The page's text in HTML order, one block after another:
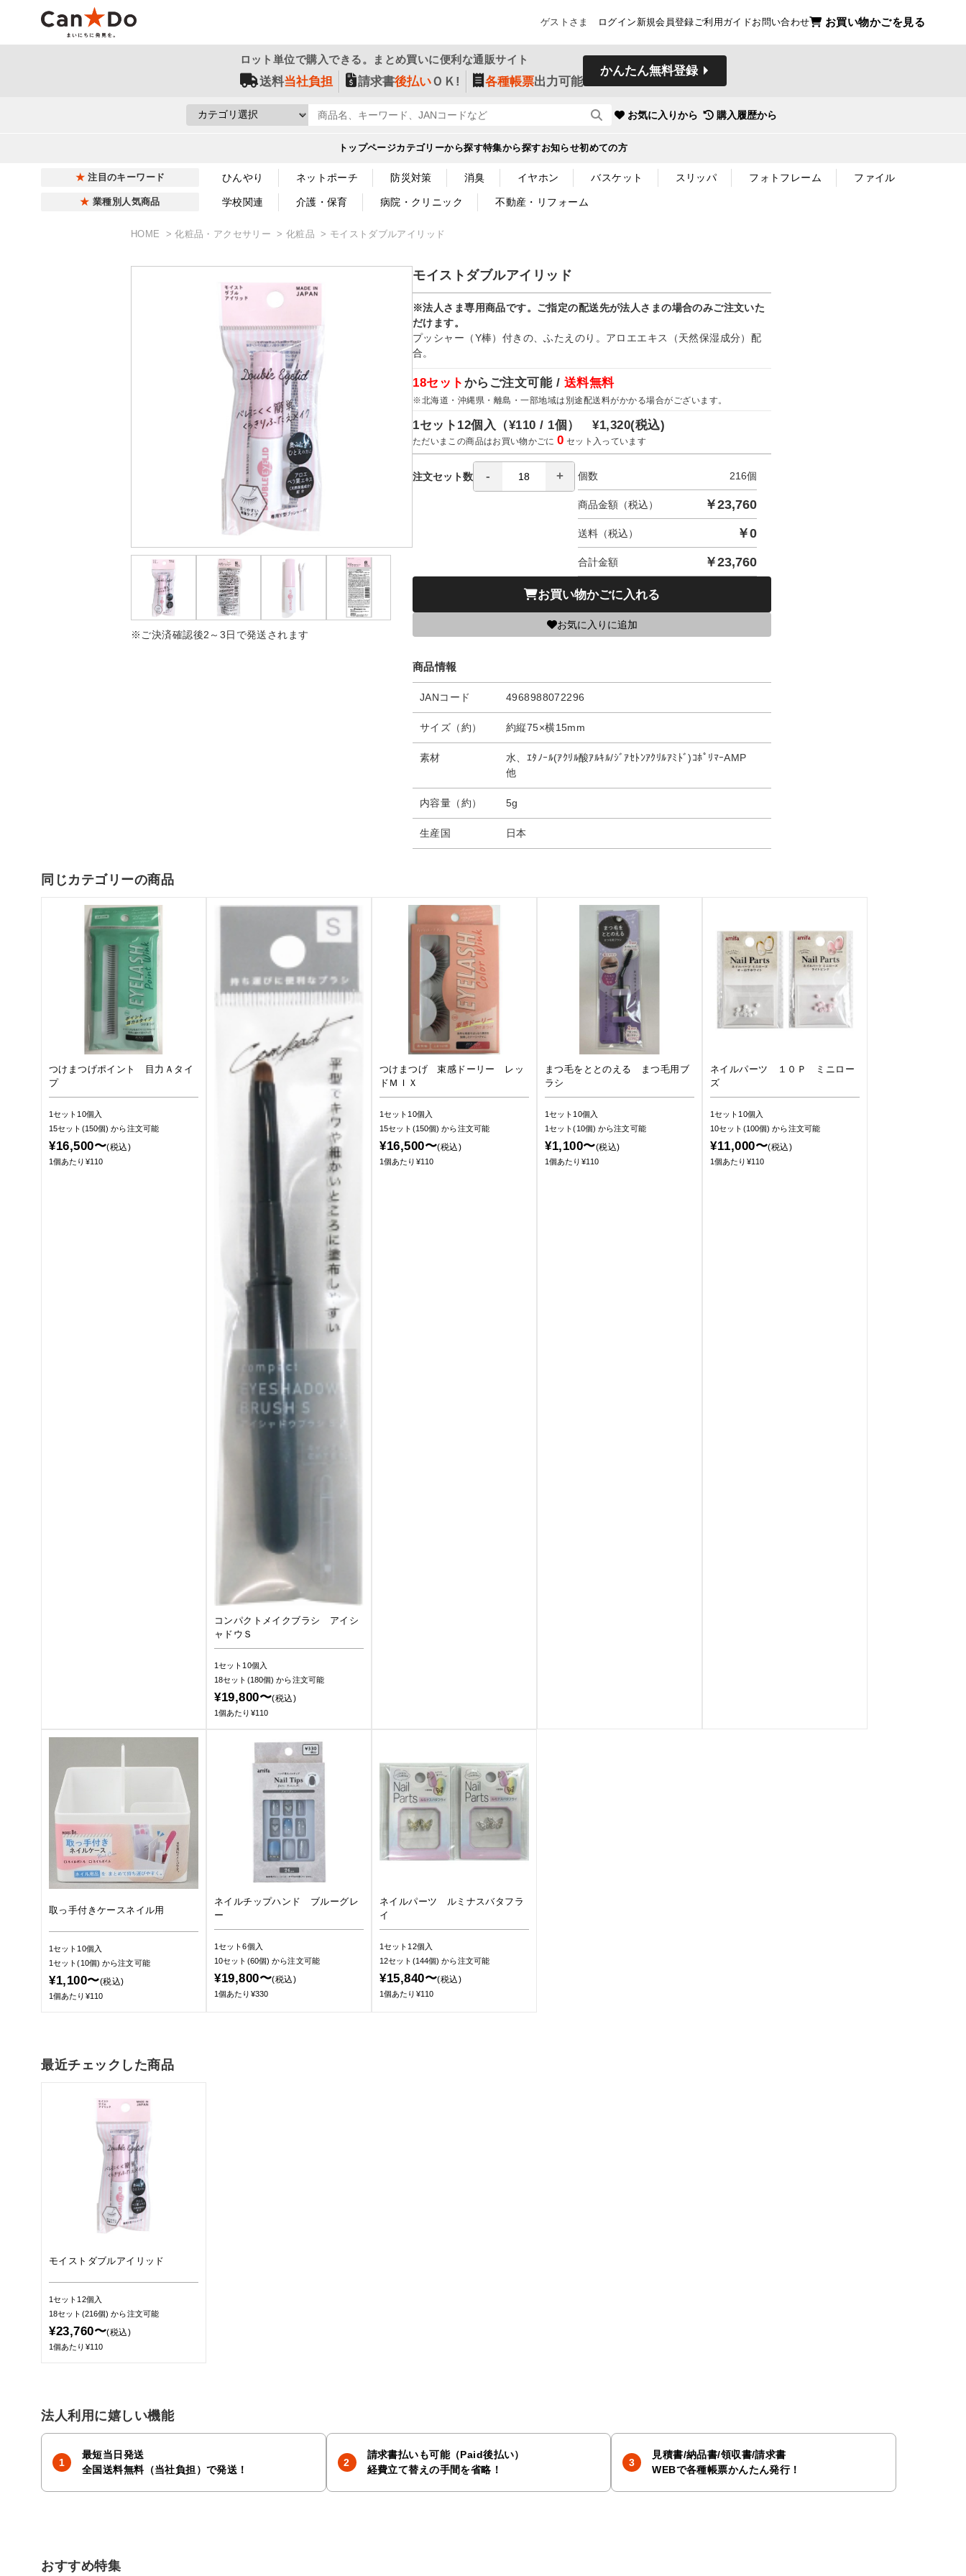
ゲストさま ログイン 新規会員登録ご利用ガイドお問い合わせ お買い物かごを見る
ロット単位で購入できる。まとめ買いに便利な通販サイト
送料当社負担 請求書後払いＯＫ! 各種帳票出力可能
かんたん無料登録
お気に入りから 購入履歴から
トップページカテゴリーから探す特集から探すお知らせ初めての方
注目のキーワード ひんやり ネットポーチ 防災対策 消臭 イヤホン バスケット スリッパ フォトフレーム ファイル
業種別人気商品 学校関連 介護・保育 病院・クリニック 不動産・リフォーム
HOME 化粧品・アクセサリー 化粧品 モイストダブルアイリッド
※ご決済確認後2～3日で発送されます
モイストダブルアイリッド
※法人さま専用商品です。ご指定の配送先が法人さまの場合のみご注文いた
だけます。
プッシャー（Y棒）付きの、ふたえのり。アロエエキス（天然保湿成分）配
合。
18セット からご注文可能 / 送料無料
※北海道・沖縄県・離島・一部地域は別途配送料がかかる場合がございます。
1セット12個入（¥110 / 1個）¥1,320(税込)
ただいまこの商品はお買い物かごに0 セット入っています
注文セット数 個数 216個
商品金額（税込） ￥23,760
送料（税込） ￥0
合計金額 ￥23,760
お買い物かごに入れる
お気に入りに追加
商品情報
JANコード 4968988072296
サイズ（約） 約縦75×横15mm
素材
水、ｴﾀﾉｰﾙ(ｱｸﾘﾙ酸ｱﾙｷﾙ/ｼﾞｱｾﾄﾝｱｸﾘﾙｱﾐﾄﾞ)ｺﾎﾟﾘﾏｰAMP
他
内容量（約） 5g
生産国 日本
同じカテゴリーの商品
つけまつげポイント 目力Ａタイ
プ
1セット10個入
15セット(150個)から注文可能
¥16,500〜(税込)
1個あたり¥110
コンパクトメイクブラシ アイシ
ャドウＳ
1セット10個入
18セット(180個)から注文可能
¥19,800〜(税込)
1個あたり¥110
つけまつげ 束感ドーリー レッ
ドＭＩＸ
1セット10個入
15セット(150個)から注文可能
¥16,500〜(税込)
1個あたり¥110
まつ毛をととのえる まつ毛用ブ
ラシ
1セット10個入
1セット(10個)から注文可能
¥1,100〜(税込)
1個あたり¥110
ネイルパーツ １０Ｐ ミニロー
ズ
1セット10個入
10セット(100個)から注文可能
¥11,000〜(税込)
1個あたり¥110
取っ手付きケースネイル用
1セット10個入
1セット(10個)から注文可能
¥1,100〜(税込)
1個あたり¥110
ネイルチップハンド ブルーグレ
ー
1セット6個入
10セット(60個)から注文可能
¥19,800〜(税込)
1個あたり¥330
ネイルパーツ ルミナスバタフラ
イ
1セット12個入
12セット(144個)から注文可能
¥15,840〜(税込)
1個あたり¥110
最近チェックした商品
モイストダブルアイリッド
1セット12個入
18セット(216個)から注文可能
¥23,760〜(税込)
1個あたり¥110
法人利用に嬉しい機能
最短当日発送
全国送料無料（当社負担）で発送！
請求書払いも可能（Paid後払い）
経費立て替えの手間を省略！
見積書/納品書/領収書/請求書
WEBで各種帳票かんたん発行！
おすすめ特集